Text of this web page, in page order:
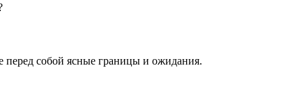
перед собой ясные границы и ожидания.